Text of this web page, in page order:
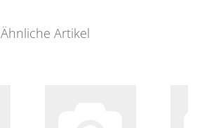
Ähnliche Artikel